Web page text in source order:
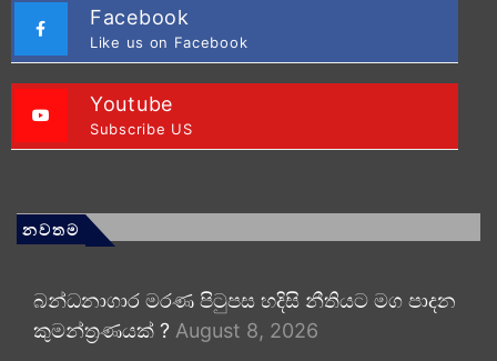
Facebook
Like us on Facebook
Youtube
Subscribe US
නවතම
බන්ධනාගාර මරණ පිටුපස හදිසි නීතියට මග පාදන
කුමන්ත්‍රණයක් ? August 8, 2026